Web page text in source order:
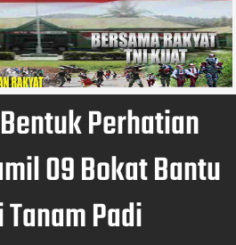
Perhatian
09 Bokat Bantu
Padi